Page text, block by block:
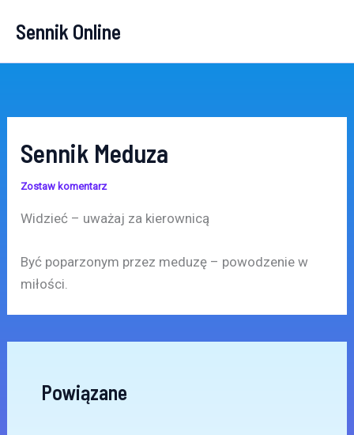
Sennik Online
Sennik Meduza
Zostaw komentarz
Widzieć – uważaj za kierownicą
Być poparzonym przez meduzę – powodzenie w
miłości.
Powiązane